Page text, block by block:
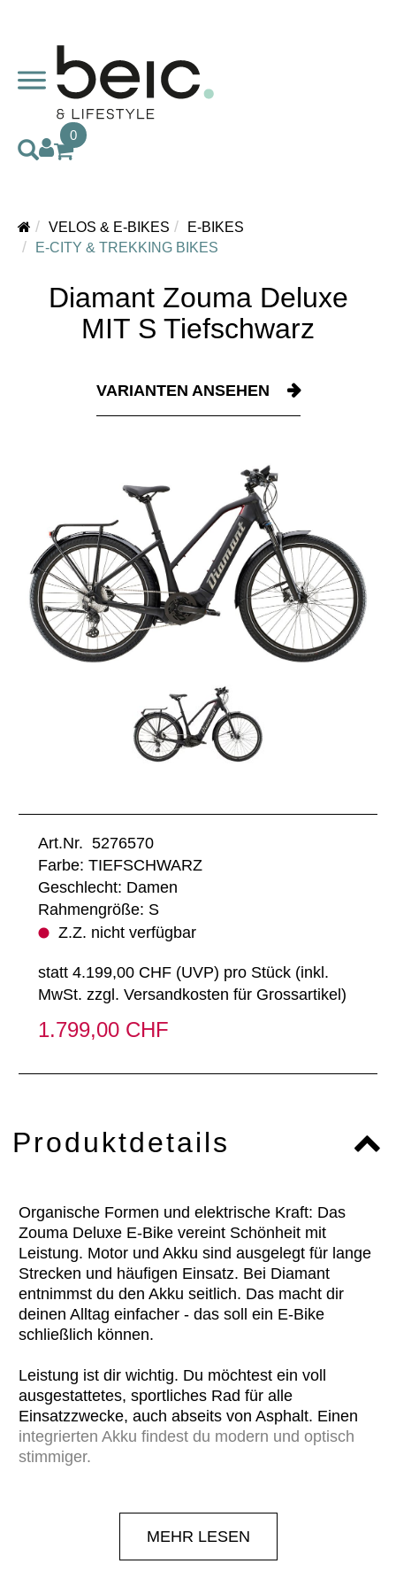
0
VELOS & E-BIKES
E-BIKES
E-CITY & TREKKING BIKES
Diamant Zouma Deluxe
MIT S Tiefschwarz
VARIANTEN ANSEHEN
Art.Nr. 5276570
Farbe: TIEFSCHWARZ
Geschlecht: Damen
Rahmengröße: S
Z.Z. nicht verfügbar
statt 4.199,00 CHF (UVP) pro Stück (inkl.
MwSt. zzgl. Versandkosten für Grossartikel )
1.799,00 CHF
Produktdetails
Organische Formen und elektrische Kraft: Das
Zouma Deluxe E-Bike vereint Schönheit mit
Leistung. Motor und Akku sind ausgelegt für lange
Strecken und häufigen Einsatz. Bei Diamant
entnimmst du den Akku seitlich. Das macht dir
deinen Alltag einfacher - das soll ein E-Bike
schließlich können.
Leistung ist dir wichtig. Du möchtest ein voll
ausgestattetes, sportliches Rad für alle
Einsatzzwecke, auch abseits von Asphalt. Einen
integrierten Akku findest du modern und optisch
stimmiger.
Batterie nicht so schnell die Puste aus. Die
Shimano Deore 10-Gangschaltung bietet auch für
schwieriges Terrain die richtige Übersetzung.
MEHR LESEN